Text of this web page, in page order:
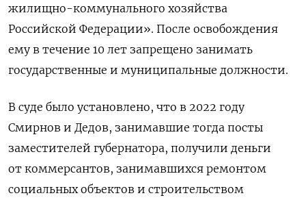
жилищно-коммунального хозяйства
Российской Федерации». После освобождения
ему в течение 10 лет запрещено занимать
государственные и муниципальные должности.
В суде было установлено, что в 2022 году
Смирнов и Дедов, занимавшие тогда посты
заместителей губернатора, получили деньги
от коммерсантов, занимавшихся ремонтом
социальных объектов и строительством